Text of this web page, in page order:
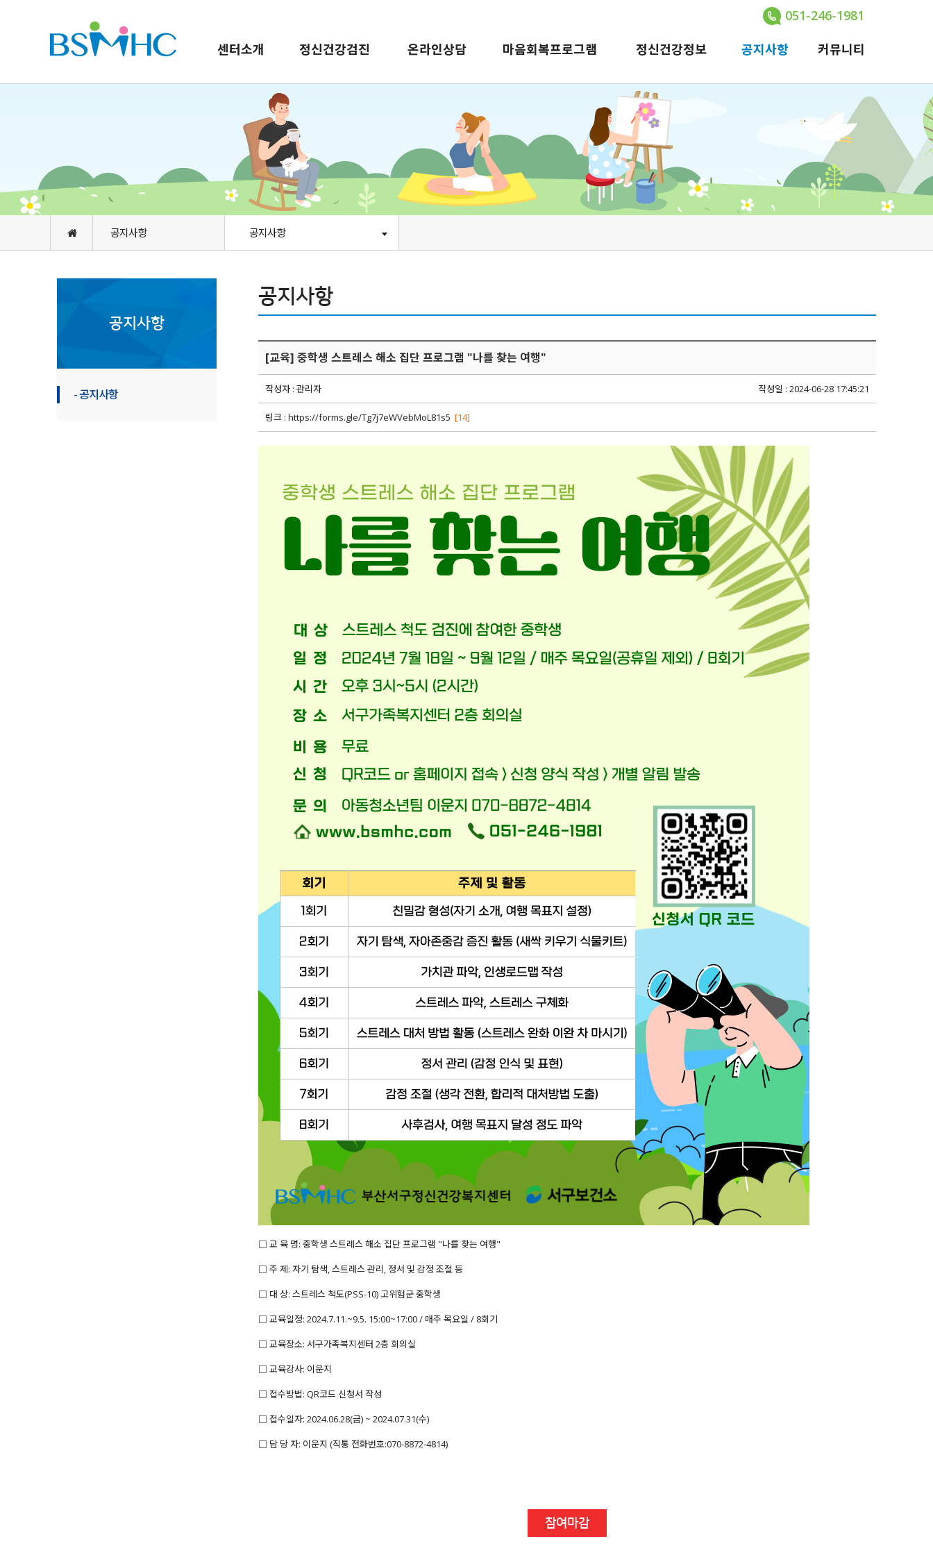
051-246-1981
센터소개 정신건강검진 온라인상담 마음회복프로그램 정신건강정보 공지사항 커뮤니티
공지사항 공지사항
공지사항
- 공지사항
공지사항
[교육] 중학생 스트레스 해소 집단 프로그램 "나를 찾는 여행"
작성자 : 관리자 작성일 : 2024-06-28 17:45:21
링크 : https://forms.gle/Tg7j7eWVebMoL81s5 [14]
□ 교 육 명: 중학생 스트레스 해소 집단 프로그램 "나를 찾는 여행"
□ 주 제: 자기 탐색, 스트레스 관리, 정서 및 감정 조절 등
□ 대 상: 스트레스 척도(PSS-10) 고위험군 중학생
□ 교육일정: 2024.7.11.~9.5. 15:00~17:00 / 매주 목요일 / 8회기
□ 교육장소: 서구가족복지센터 2층 회의실
□ 교육강사: 이운지
□ 접수방법: QR코드 신청서 작성
□ 접수일자: 2024.06.28(금) ~ 2024.07.31(수)
□ 담 당 자: 이운지 (직통 전화번호:070-8872-4814)
참여마감